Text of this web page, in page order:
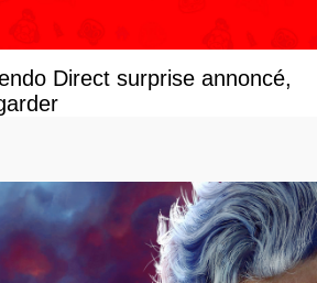
Direct surprise annoncé,